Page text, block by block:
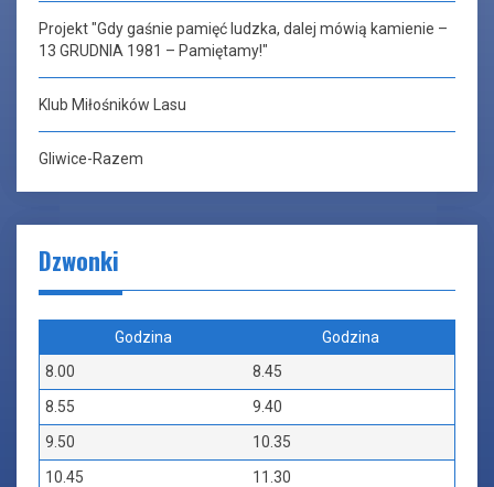
Projekt "Gdy gaśnie pamięć ludzka, dalej mówią kamienie –
13 GRUDNIA 1981 – Pamiętamy!"
Klub Miłośników Lasu
Gliwice-Razem
Dzwonki
Godzina
Godzina
8.00
8.45
8.55
9.40
9.50
10.35
10.45
11.30